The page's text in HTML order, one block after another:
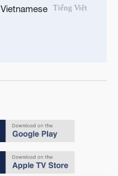
Vietnamese Tiếng Việt